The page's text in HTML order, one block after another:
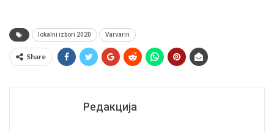
lokalni izbori 2020 Varvarin
Share
Редакција